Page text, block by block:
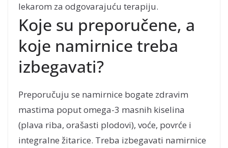
lekarom za odgovarajuću terapiju.
Koje su preporučene, a
koje namirnice treba
izbegavati?
Preporučuju se namirnice bogate zdravim
mastima poput omega-3 masnih kiselina
(plava riba, orašasti plodovi), voće, povrće i
integralne žitarice. Treba izbegavati namirnice